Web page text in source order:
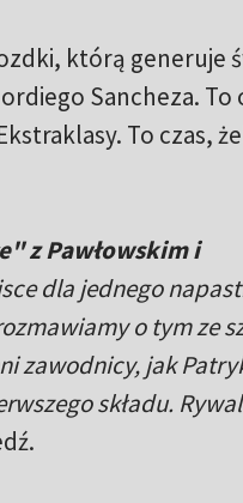
którą generuje
Sancheza. To
To czas,
z Pawłowskim i
dla jednego
o tym ze
zawodnicy, jak
składu.